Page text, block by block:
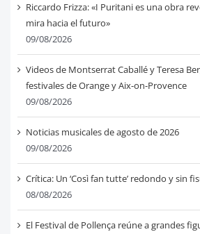
Riccardo Frizza: «I Puritani es una obra
mira hacia el futuro»
09/08/2026
Videos de Montserrat Caballé y Teresa
festivales de Orange y Aix-on-Provence
09/08/2026
Noticias musicales de agosto de 2026
09/08/2026
Crítica: Un ‘Così fan tutte’ redondo y sin
08/08/2026
El Festival de Pollença reúne a grandes